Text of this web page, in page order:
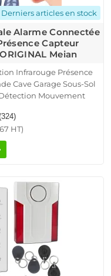
Derniers articles en stock
Alarme Connectée
Capteur
Meian
Infrarouge Présence
Cave Garage Sous-Sol
Mouvement
Connecté
HT)